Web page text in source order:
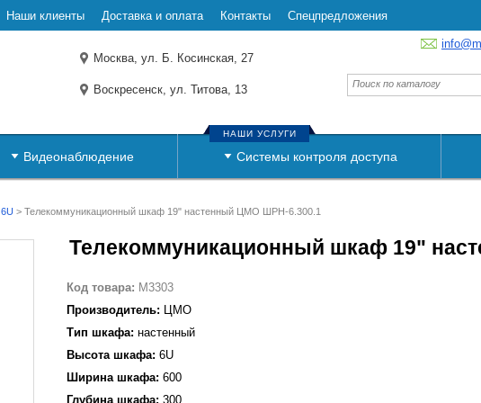
Наши клиенты Доставка и оплата Контакты Спецпредложения
Москва, ул. Б. Косинская, 27
Воскресенск, ул. Титова, 13
Видеонаблюдение Системы контроля доступа
НАШИ УСЛУГИ
6U > Телекоммуникационный шкаф 19" настенный ЦМО ШРН-6.300.1
Телекоммуникационный шкаф 19"
Код товара: M3303
Производитель: ЦМО
Тип шкафа: настенный
Высота шкафа: 6U
Ширина шкафа: 600
Глубина шкафа: 300